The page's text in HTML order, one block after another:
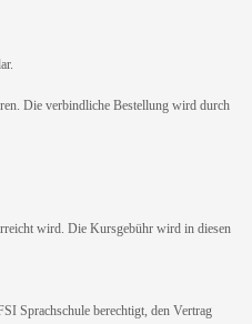
Die verbindliche Bestellung wird durch
wird. Die Kursgebühr wird in diesen
Sprachschule berechtigt, den Vertrag